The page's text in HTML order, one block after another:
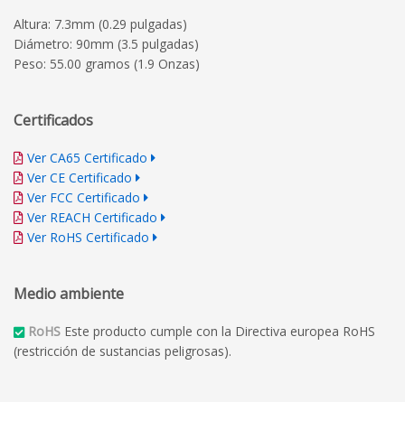
Altura: 7.3mm (0.29 pulgadas)
Diámetro: 90mm (3.5 pulgadas)
Peso: 55.00 gramos (1.9 Onzas)
Certificados
Ver CA65 Certificado
Ver CE Certificado
Ver FCC Certificado
Ver REACH Certificado
Ver RoHS Certificado
Medio ambiente
RoHS Este producto cumple con la Directiva europea RoHS
(restricción de sustancias peligrosas).